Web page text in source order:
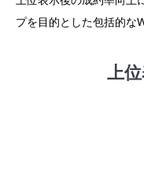
プを目的とした包括的な
上